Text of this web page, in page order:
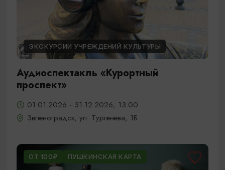
ЭКСКУРСИИ УЧРЕЖДЕНИЙ КУЛЬТУРЫ
Аудиоспектакль «Курортный
проспект»
01.01.2026 - 31.12.2026, 13:00
Зеленоградск, ул. Тургенева, 1Б
ОТ 100₽ ПУШКИНСКАЯ КАРТА